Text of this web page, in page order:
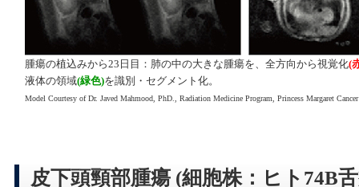
腫瘍の植込みから23日目：肺の中の大きな腫瘍を、全方向から視覚化(
液体の領域(緑色)を識別・セグメント化。
Model Courtesy of Dr. Javed Mahmood, PhD., Radiation Medicine Program, Princess Margaret
皮下頭頸部腫瘍 (細胞株：ヒト74B